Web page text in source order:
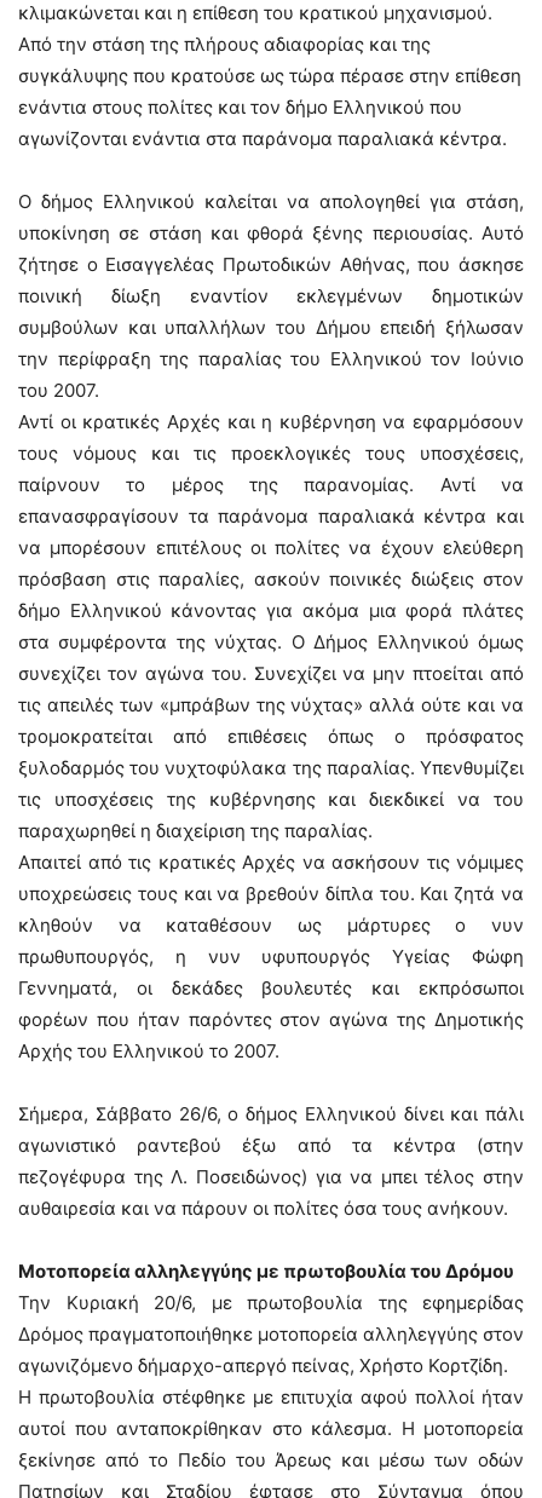
κλιμακώνεται και η επίθεση του κρατικού μηχανισμού.
Από την στάση της πλήρους αδιαφορίας και της
συγκάλυψης που κρατούσε ως τώρα πέρασε στην επίθεση
ενάντια στους πολίτες και τον δήμο Ελληνικού που
αγωνίζονται ενάντια στα παράνομα παραλιακά κέντρα.
Ο δήμος Ελληνικού καλείται να απολογηθεί για στάση,
υποκίνηση σε στάση και φθορά ξένης περιουσίας. Αυτό
ζήτησε ο Εισαγγελέας Πρωτοδικών Αθήνας, που άσκησε
ποινική δίωξη εναντίον εκλεγμένων δημοτικών
συμβούλων και υπαλλήλων του Δήμου επειδή ξήλωσαν
την περίφραξη της παραλίας του Ελληνικού τον Ιούνιο
του 2007.
Αντί οι κρατικές Αρχές και η κυβέρνηση να εφαρμόσουν
τους νόμους και τις προεκλογικές τους υποσχέσεις,
παίρνουν το μέρος της παρανομίας. Αντί να
επανασφραγίσουν τα παράνομα παραλιακά κέντρα και
να μπορέσουν επιτέλους οι πολίτες να έχουν ελεύθερη
πρόσβαση στις παραλίες, ασκούν ποινικές διώξεις στον
δήμο Ελληνικού κάνοντας για ακόμα μια φορά πλάτες
στα συμφέροντα της νύχτας. Ο Δήμος Ελληνικού όμως
συνεχίζει τον αγώνα του. Συνεχίζει να μην πτοείται από
τις απειλές των «μπράβων της νύχτας» αλλά ούτε και να
τρομοκρατείται από επιθέσεις όπως ο πρόσφατος
ξυλοδαρμός του νυχτοφύλακα της παραλίας. Υπενθυμίζει
τις υποσχέσεις της κυβέρνησης και διεκδικεί να του
παραχωρηθεί η διαχείριση της παραλίας.
Απαιτεί από τις κρατικές Αρχές να ασκήσουν τις νόμιμες
υποχρεώσεις τους και να βρεθούν δίπλα του. Και ζητά να
κληθούν να καταθέσουν ως μάρτυρες ο νυν
πρωθυπουργός, η νυν υφυπουργός Υγείας Φώφη
Γεννηματά, οι δεκάδες βουλευτές και εκπρόσωποι
φορέων που ήταν παρόντες στον αγώνα της Δημοτικής
Αρχής του Ελληνικού το 2007.
Σήμερα, Σάββατο 26/6, ο δήμος Ελληνικού δίνει και πάλι
αγωνιστικό ραντεβού έξω από τα κέντρα (στην
πεζογέφυρα της Λ. Ποσειδώνος) για να μπει τέλος στην
αυθαιρεσία και να πάρουν οι πολίτες όσα τους ανήκουν.
Μοτοπορεία αλληλεγγύης με πρωτοβουλία του Δρόμου
Την Κυριακή 20/6, με πρωτοβουλία της εφημερίδας
Δρόμος πραγματοποιήθηκε μοτοπορεία αλληλεγγύης στον
αγωνιζόμενο δήμαρχο-απεργό πείνας, Χρήστο Κορτζίδη.
Η πρωτοβουλία στέφθηκε με επιτυχία αφού πολλοί ήταν
αυτοί που ανταποκρίθηκαν στο κάλεσμα. Η μοτοπορεία
ξεκίνησε από το Πεδίο του Άρεως και μέσω των οδών
Πατησίων και Σταδίου έφτασε στο Σύνταγμα όπου